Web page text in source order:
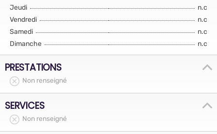
Jeudi
n.c
Vendredi
n.c
Samedi
n.c
Dimanche
n.c
PRESTATIONS
Non renseigné
SERVICES
Non renseigné